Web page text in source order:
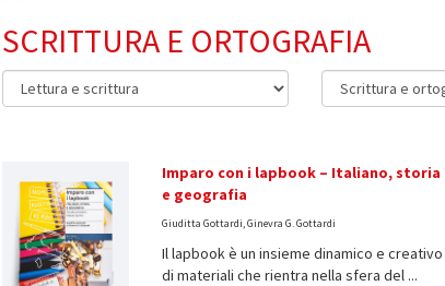
SCRITTURA E ORTOGRAFIA
Imparo con i lapbook – Italiano, storia
e geografia
Giuditta Gottardi, Ginevra G. Gottardi
Il lapbook è un insieme dinamico e creativo
di materiali che rientra nella sfera del ...